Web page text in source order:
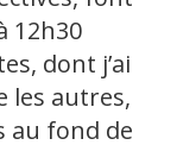
12h30
dont j’ai
les autres,
au fond de